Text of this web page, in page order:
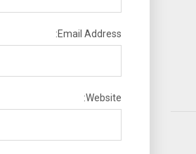
Email Address:
Website: